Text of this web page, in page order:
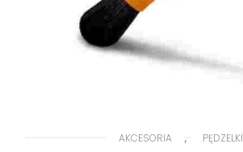
AKCESORIA , PĘDZELKI